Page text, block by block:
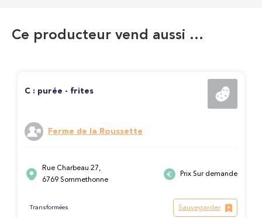
Ce producteur vend aussi …
C : purée - frites
Ferme de la Roussette
Rue Charbeau 27,
6769 Sommethonne
Prix Sur demande
Transformées Sauvegarder